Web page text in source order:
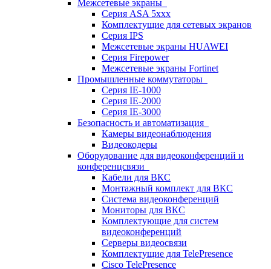
Межсетевые экраны
Серия ASA 5xxx
Комплектущие для сетевых экранов
Серия IPS
Межсетевые экраны HUAWEI
Серия Firepower
Межсетевые экраны Fortinet
Промышленные коммутаторы
Серия IE-1000
Серия IE-2000
Серия IE-3000
Безопасность и автоматизация
Камеры видеонаблюдения
Видеокодеры
Оборудование для видеоконференций и
конференцсвязи
Кабели для ВКС
Монтажный комплект для ВКС
Система видеоконференций
Мониторы для ВКС
Комплектующие для систем
видеоконференций
Серверы видеосвязи
Комплектущие для TelePresence
Cisco TelePresence